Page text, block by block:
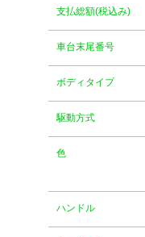
支払総額(税込み)
車台末尾番号
ボディタイプ
駆動方式
⾊
ハンドル